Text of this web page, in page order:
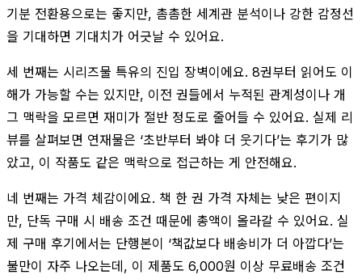
기분 전환용으로는 좋지만, 촘촘한 세계관 분석이나 강한 감정선
을 기대하면 기대치가 어긋날 수 있어요.
세 번째는 시리즈물 특유의 진입 장벽이에요. 8권부터 읽어도 이
해가 가능할 수는 있지만, 이전 권들에서 누적된 관계성이나 개
그 맥락을 모르면 재미가 절반 정도로 줄어들 수 있어요. 실제 리
뷰를 살펴보면 연재물은 ‘초반부터 봐야 더 웃기다’는 후기가 많
았고, 이 작품도 같은 맥락으로 접근하는 게 안전해요.
네 번째는 가격 체감이에요. 책 한 권 가격 자체는 낮은 편이지
만, 단독 구매 시 배송 조건 때문에 총액이 올라갈 수 있어요. 실
제 구매 후기에서는 단행본이 ‘책값보다 배송비가 더 아깝다’는
불만이 자주 나오는데, 이 제품도 6,000원 이상 무료배송 조건